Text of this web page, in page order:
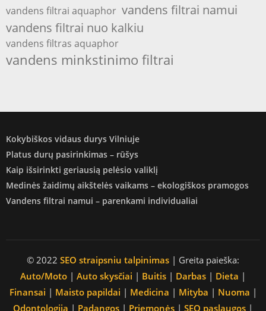
vandens filtrai aquaphor vandens filtrai namui
vandens filtrai nuo kalkiu
vandens filtras aquaphor
vandens minkstinimo filtrai
Kokybiškos vidaus durys Vilniuje
Platus durų pasirinkimas – rūšys
Kaip išsirinkti geriausią pelėsio valiklį
Medinės žaidimų aikštelės vaikams – ekologiškos pramogos
Vandens filtrai namui – parenkami individualiai
© 2022 SEO straipsniu talpinimas | Greita paieška:
Auto/Moto | Auto skysčiai | Buitis | Darbas | Dieta |
Finansai | Maisto papildai | Medicina | Mityba | Nuoma |
Odontologija | Padangos | Priemonės | SEO paslaugos |